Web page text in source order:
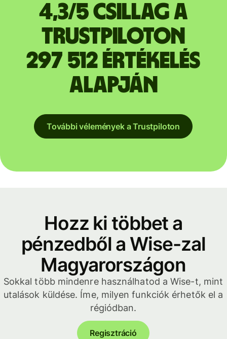
4,3/5 csillag a
Trustpiloton
297 512 értékelés
alapján
További vélemények a Trustpiloton
Hozz ki többet a
pénzedből a Wise-zal
Magyarországon
Sokkal több mindenre használhatod a Wise-t, mint
utalások küldése. Íme, milyen funkciók érhetők el a
régiódban.
Regisztráció